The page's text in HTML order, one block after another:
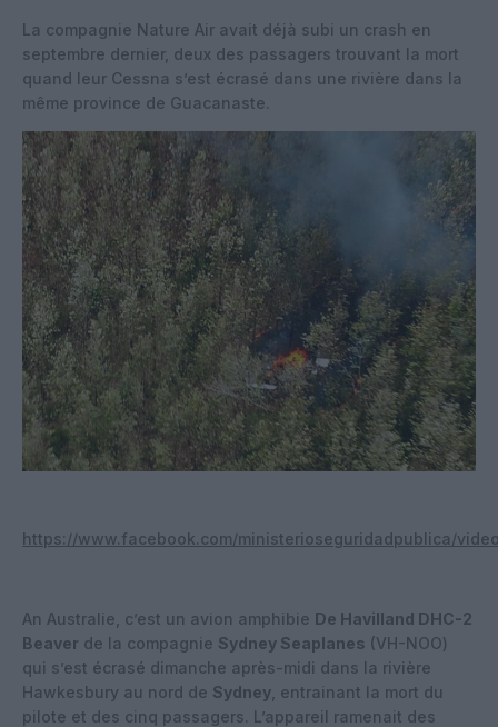
La compagnie Nature Air avait déjà subi un crash en
septembre dernier, deux des passagers trouvant la mort
quand leur Cessna s’est écrasé dans une rivière dans la
même province de Guacanaste.
https://www.facebook.com/ministerioseguridadpublica/
An Australie, c’est un avion amphibie De Havilland DHC-2
Beaver de la compagnie Sydney Seaplanes (VH-NOO)
qui s’est écrasé dimanche après-midi dans la rivière
Hawkesbury au nord de Sydney , entrainant la mort du
pilote et des cinq passagers. L’appareil ramenait des